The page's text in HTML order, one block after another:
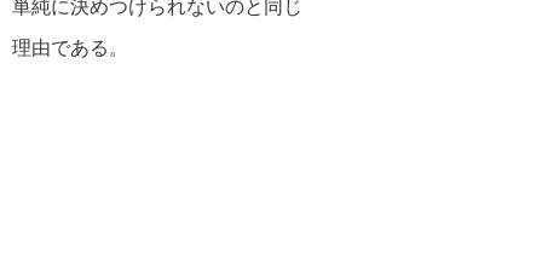
単純に決めつけられないのと同じ
理由である。